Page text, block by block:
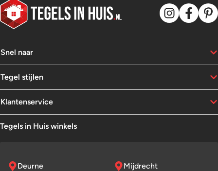
Snel naar
Tegel stijlen
Klantenservice
Tegels in Huis winkels
Deurne Mijdrecht